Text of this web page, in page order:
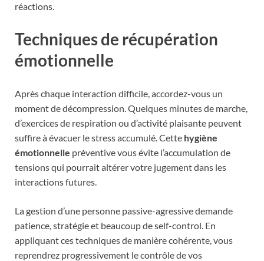
réactions.
Techniques de récupération
émotionnelle
Après chaque interaction difficile, accordez-vous un
moment de décompression. Quelques minutes de marche,
d’exercices de respiration ou d’activité plaisante peuvent
suffire à évacuer le stress accumulé. Cette hygiène
émotionnelle préventive vous évite l’accumulation de
tensions qui pourrait altérer votre jugement dans les
interactions futures.
La gestion d’une personne passive-agressive demande
patience, stratégie et beaucoup de self-control. En
appliquant ces techniques de manière cohérente, vous
reprendrez progressivement le contrôle de vos